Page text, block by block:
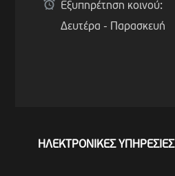
Εξυπηρέτηση κοινού:
Δευτέρα - Παρασκευή
ΗΛΕΚΤΡΟΝΙΚΕΣ ΥΠΗΡΕΣΙΕΣ